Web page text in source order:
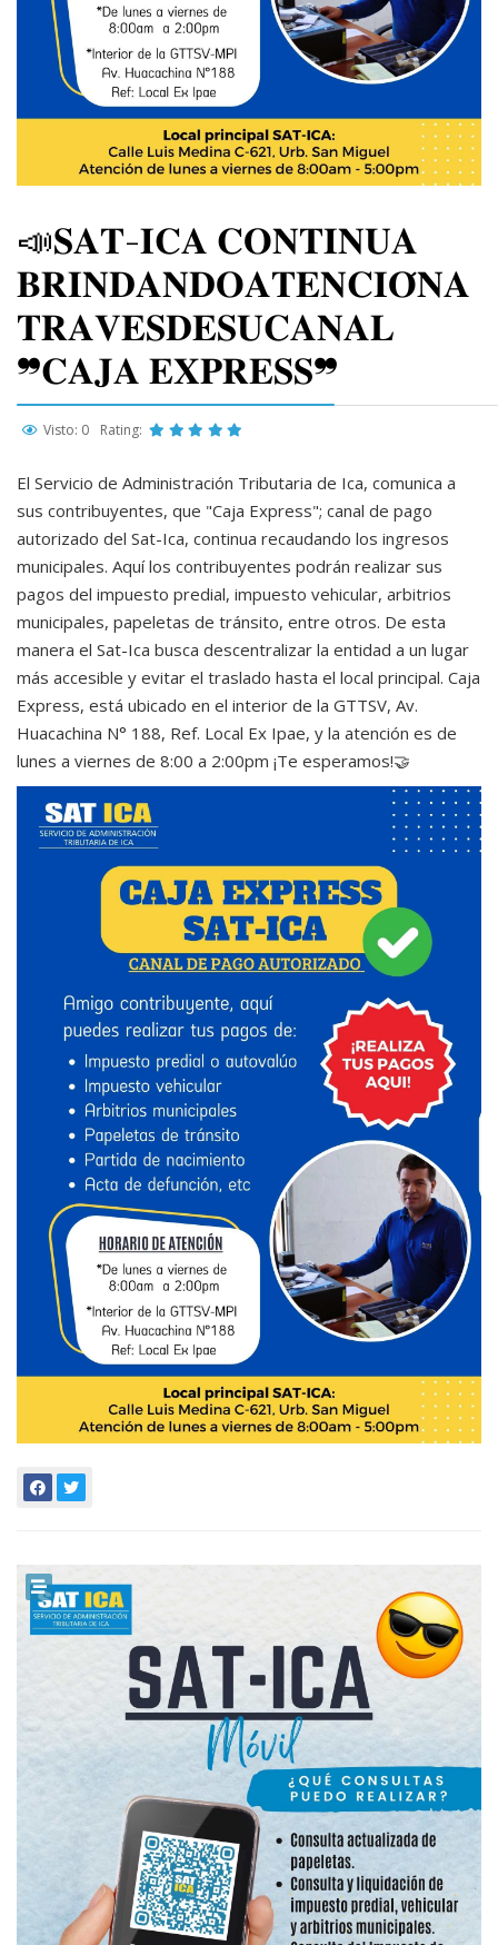
📣𝐒𝐀𝐓-𝐈𝐂𝐀 𝐂𝐎𝐍𝐓𝐈𝐍𝐔𝐀
𝐁𝐑𝐈𝐍𝐃𝐀𝐍𝐃𝐎𝐀𝐓𝐄𝐍𝐂𝐈𝐎́𝐍𝐀
𝐓𝐑𝐀𝐕𝐄𝐒𝐃𝐄𝐒𝐔𝐂𝐀𝐍𝐀𝐋
❞𝐂𝐀𝐉𝐀 𝐄𝐗𝐏𝐑𝐄𝐒𝐒❞
Visto: 0 Rating:
El Servicio de Administración Tributaria de Ica, comunica a
sus contribuyentes, que "Caja Express"; canal de pago
autorizado del Sat-Ica, continua recaudando los ingresos
municipales. Aquí los contribuyentes podrán realizar sus
pagos del impuesto predial, impuesto vehicular, arbitrios
municipales, papeletas de tránsito, entre otros. De esta
manera el Sat-Ica busca descentralizar la entidad a un lugar
más accesible y evitar el traslado hasta el local principal. Caja
Express, está ubicado en el interior de la GTTSV, Av.
Huacachina N° 188, Ref. Local Ex Ipae, y la atención es de
lunes a viernes de 8:00 a 2:00pm ¡Te esperamos!🤝